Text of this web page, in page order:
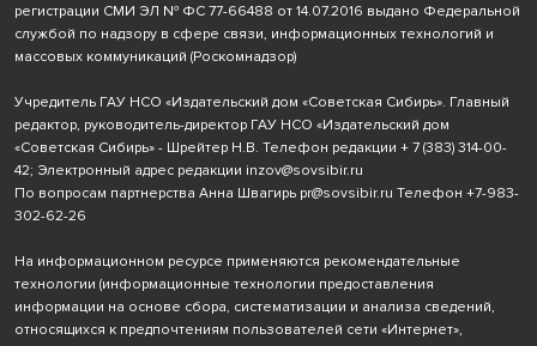
регистрации СМИ ЭЛ № ФС 77-66488 от 14.07.2016 выдано Федеральной
службой по надзору в сфере связи, информационных технологий и
массовых коммуникаций (Роскомнадзор)
Учредитель ГАУ НСО «Издательский дом «Советская Сибирь». Главный
редактор, руководитель-директор ГАУ НСО «Издательский дом
«Советская Сибирь» - Шрейтер Н.В. Телефон редакции + 7 (383) 314-00-
42; Электронный адрес редакции inzov@sovsibir.ru
По вопросам партнерства Анна Швагирь pr@sovsibir.ru Телефон +7-983-
302-62-26
На информационном ресурсе применяются рекомендательные
технологии (информационные технологии предоставления
информации на основе сбора, систематизации и анализа сведений,
относящихся к предпочтениям пользователей сети «Интернет»,